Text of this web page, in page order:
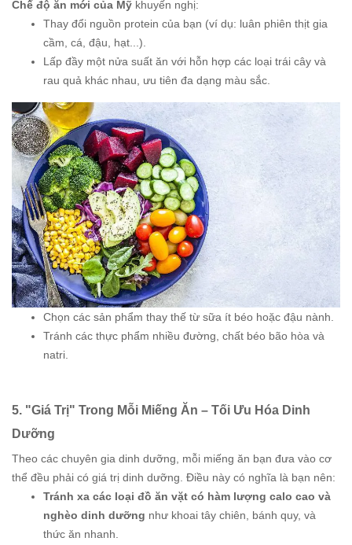
Chế độ ăn mới của Mỹ khuyến nghị:
Thay đổi nguồn protein của bạn (ví dụ: luân phiên thịt gia
cầm, cá, đậu, hạt...).
Lấp đầy một nửa suất ăn với hỗn hợp các loại trái cây và
rau quả khác nhau, ưu tiên đa dạng màu sắc.
Chọn các sản phẩm thay thế từ sữa ít béo hoặc đậu nành.
Tránh các thực phẩm nhiều đường, chất béo bão hòa và
natri.
5. "Giá Trị" Trong Mỗi Miếng Ăn – Tối Ưu Hóa Dinh
Dưỡng
Theo các chuyên gia dinh dưỡng, mỗi miếng ăn bạn đưa vào cơ
thể đều phải có giá trị dinh dưỡng. Điều này có nghĩa là bạn nên:
Tránh xa các loại đồ ăn vặt có hàm lượng calo cao và
nghèo dinh dưỡng như khoai tây chiên, bánh quy, và
thức ăn nhanh.